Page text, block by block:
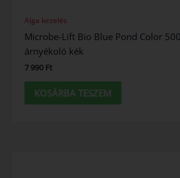
Alga kezelés
Microbe-Lift Bio Blue Pond Color
árnyékoló kék
7 990 Ft
KOSÁRBA TESZEM